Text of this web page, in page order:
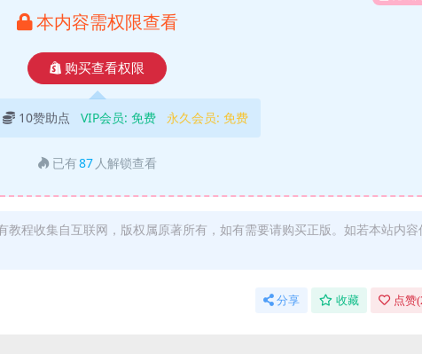
本内容需权限查看
购买查看权限
10赞助点 VIP会员: 免费 永久会员: 免费
已有87 人解锁查看
教程收集自互联网，版权属原著所有，如有需要请购买正版。如若本站内容
分享 收藏 点赞(